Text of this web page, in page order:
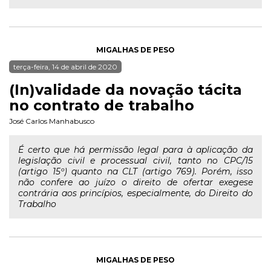
MIGALHAS DE PESO
terça-feira, 14 de abril de 2020
(In)validade da novação tácita
no contrato de trabalho
José Carlos Manhabusco
É certo que há permissão legal para à aplicação da
legislação civil e processual civil, tanto no CPC/15
(artigo 15º) quanto na CLT (artigo 769). Porém, isso
não confere ao juízo o direito de ofertar exegese
contrária aos princípios, especialmente, do Direito do
Trabalho
MIGALHAS DE PESO